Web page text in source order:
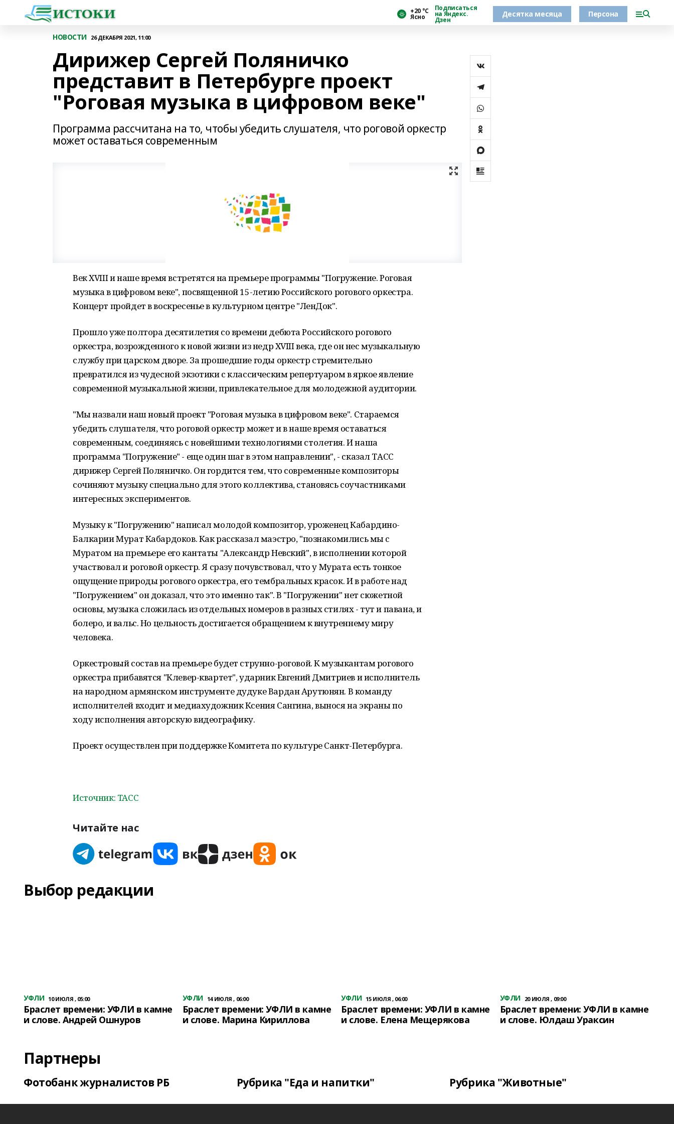
+20 °С
Ясно
Подписаться
на Яндекс.
Дзен
Десятка месяца Персона
НОВОСТИ 26 ДЕКАБРЯ 2021, 11:00
Дирижер Сергей Поляничко
представит в Петербурге проект
"Роговая музыка в цифровом веке"
Программа рассчитана на то, чтобы убедить слушателя, что роговой оркестр
может оставаться современным
Век ХVIII и наше время встретятся на премьере программы "Погружение. Роговая
музыка в цифровом веке", посвященной 15-летию Российского рогового оркестра.
Концерт пройдет в воскресенье в культурном центре "ЛенДок".
Прошло уже полтора десятилетия со времени дебюта Российского рогового
оркестра, возрожденного к новой жизни из недр ХVIII века, где он нес музыкальную
службу при царском дворе. За прошедшие годы оркестр стремительно
превратился из чудесной экзотики с классическим репертуаром в яркое явление
современной музыкальной жизни, привлекательное для молодежной аудитории.
"Мы назвали наш новый проект "Роговая музыка в цифровом веке". Стараемся
убедить слушателя, что роговой оркестр может и в наше время оставаться
современным, соединяясь с новейшими технологиями столетия. И наша
программа "Погружение" - еще один шаг в этом направлении", - сказал ТАСС
дирижер Сергей Поляничко. Он гордится тем, что современные композиторы
сочиняют музыку специально для этого коллектива, становясь соучастниками
интересных экспериментов.
Музыку к "Погружению" написал молодой композитор, уроженец Кабардино-
Балкарии Мурат Кабардоков. Как рассказал маэстро, "познакомились мы с
Муратом на премьере его кантаты "Александр Невский", в исполнении которой
участвовал и роговой оркестр. Я сразу почувствовал, что у Мурата есть тонкое
ощущение природы рогового оркестра, его тембральных красок. И в работе над
"Погружением" он доказал, что это именно так". В "Погружении" нет сюжетной
основы, музыка сложилась из отдельных номеров в разных стилях - тут и павана, и
болеро, и вальс. Но цельность достигается обращением к внутреннему миру
человека.
Оркестровый состав на премьере будет струнно-роговой. К музыкантам рогового
оркестра прибавятся "Клевер-квартет", ударник Евгений Дмитриев и исполнитель
на народном армянском инструменте дудуке Вардан Арутюнян. В команду
исполнителей входит и медиахудожник Ксения Сангина, вынося на экраны по
ходу исполнения авторскую видеографику.
Проект осуществлен при поддержке Комитета по культуре Санкт-Петербурга.
Источник: TACC
Читайте нас
Выбор редакции
УФЛИ 10 ИЮЛЯ , 05:00
Браслет времени: УФЛИ в камне
и слове. Андрей Ошнуров
УФЛИ 14 ИЮЛЯ , 06:00
Браслет времени: УФЛИ в камне
и слове. Марина Кириллова
УФЛИ 15 ИЮЛЯ , 06:00
Браслет времени: УФЛИ в камне
и слове. Елена Мещерякова
УФЛИ 20 ИЮЛЯ , 09:00
Браслет времени: УФЛИ в камне
и слове. Юлдаш Ураксин
Партнеры
Фотобанк журналистов РБ Рубрика "Еда и напитки" Рубрика "Животные"